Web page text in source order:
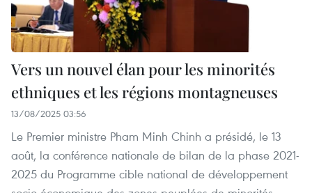
Vers un nouvel élan pour les minorités
ethniques et les régions montagneuses
13/08/2025 03:56
Le Premier ministre Pham Minh Chinh a présidé, le 13
août, la conférence nationale de bilan de la phase 2021-
2025 du Programme cible national de développement